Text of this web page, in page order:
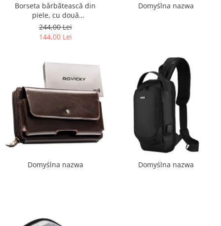
Borseta bărbătească din
piele, cu două
compartimente, neagră, cu
sistem RFID - Rovicky PTR-
CPR-043-NBAR BLACK
244,00 Lei
144,00 Lei
Domyślna nazwa
Domyślna nazwa Domyślna nazwa